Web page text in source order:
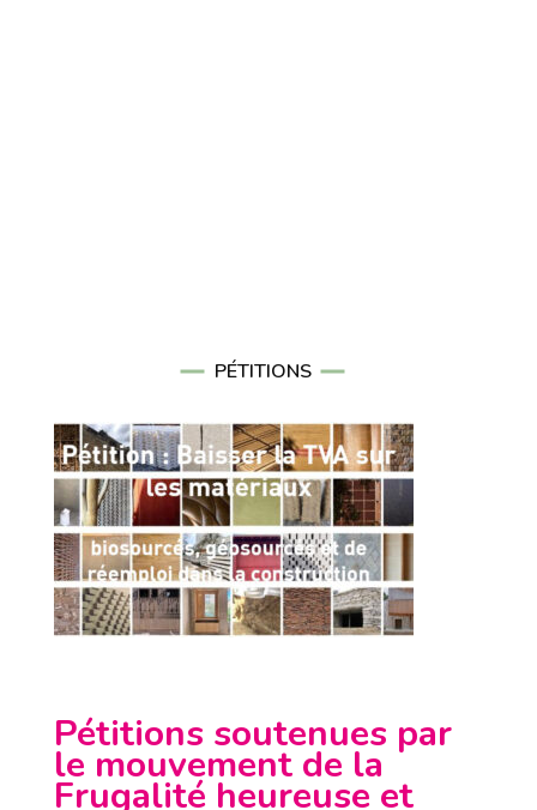
PÉTITIONS
Pétitions soutenues par
le mouvement de la
Frugalité heureuse et